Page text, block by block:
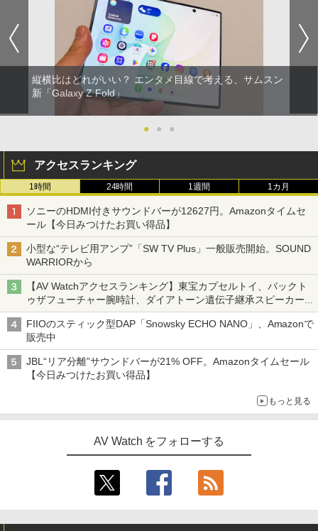
縦横比はどれがいい？ エンタメ目線で考える、サムスン
新「Galaxy Z Fold」
● ● ●
アクセスランキング
1時間 24時間 1週間 1カ月
ソニーのHDMI付きサウンドバーが12627円。Amazonタイムセ
ール【今日みつけたお買い得品】
小型な“テレビ用アンプ”「SW TV Plus」一般販売開始。SOUND
WARRIORから
【AV Watchアクセスランキング】東宝カプセルトイ、バックト
ゥザフューチャー腕時計、ダイアトーン遺伝子継承スピーカー
('26年8月3日～9日)
FIIOのスティック型DAP「Snowsky ECHO NANO」、Amazonで
販売中
JBL“リア分離”サウンドバーが21% OFF。Amazonタイムセール
【今日みつけたお買い得品】
もっと見る
AV Watch をフォローする